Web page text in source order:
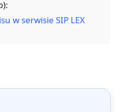
w serwisie SIP LEX